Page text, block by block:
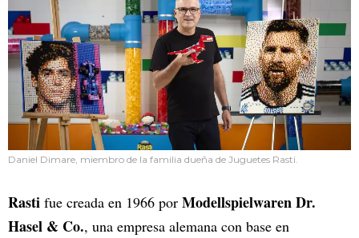
Daniel Dimare, miembro de la familia dueña de Juguetes Rasti.
Rasti fue creada en 1966 por Modellspielwaren Dr.
Hasel & Co., una empresa alemana con base en